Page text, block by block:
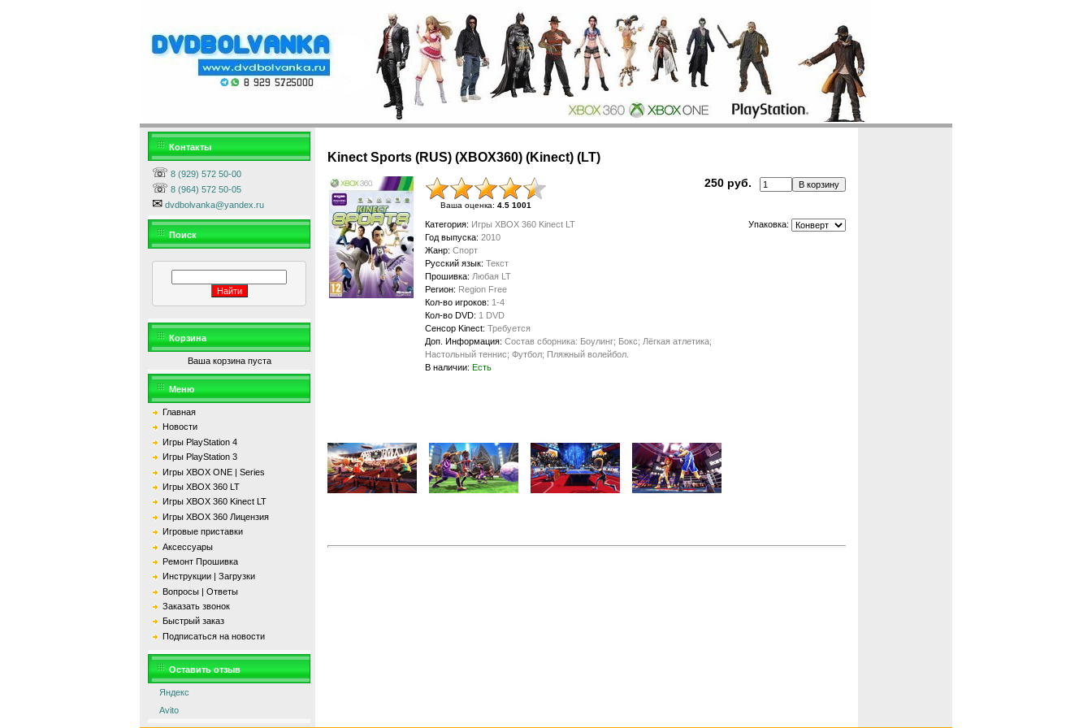
Контакты
☏ 8 (929) 572 50-00
☏ 8 (964) 572 50-05
✉ dvdbolvanka@yandex.ru
Поиск
Корзина
Ваша корзина пуста
Меню
Главная
Новости
Игры PlayStation 4
Игры PlayStation 3
Игры XBOX ONE | Series
Игры XBOX 360 LT
Игры XBOX 360 Kinect LT
Игры XBOX 360 Лицензия
Игровые приставки
Аксессуары
Ремонт Прошивка
Инструкции | Загрузки
Вопросы | Ответы
Заказать звонок
Быстрый заказ
Подписаться на новости
Оставить отзыв
Яндекс
Avito
Kinect Sports (RUS) (XBOX360) (Kinect) (LT)
Ваша оценка: 4.5 1001
250 руб.
Категория: Игры XBOX 360 Kinect LT
Год выпуска: 2010
Жанр: Спорт
Русский язык: Текст
Прошивка: Любая LT
Регион: Region Free
Кол-во игроков: 1-4
Кол-во DVD: 1 DVD
Сенсор Kinect: Требуется
Доп. Информация: Состав сборника: Боулинг; Бокс; Лёгкая атлетика;
Настольный теннис; Футбол; Пляжный волейбол.
В наличии: Есть
Упаковка: